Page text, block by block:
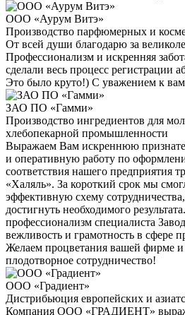
ООО «Аурум Витэ»
Производство парфюмерных и
От всей души благодарю за
Профессионализм и искренняя
сделали весь процесс регистрации
Это было круто!) С уважением к
ЗАО ПО «Гамми»
Производство ингредиентов для
хлебопекарной промышленности
Выражаем Вам искреннюю
и оперативную работу по
соответствия нашего предприятия
«Халяль». За короткий срок мы
эффективную схему
достигнуть необходимого
профессионализм специалиста
вежливость и грамотность в сфере
Желаем процветания вашей фирме и
плодотворное сотрудничество!
ООО «Градиент»
Дистрибьюция европейских и
Компания ООО «ГРАДИЕНТ»